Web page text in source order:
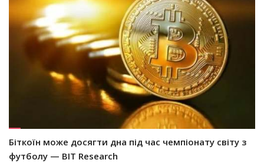
Біткоїн може досягти дна під час чемпіонату світу з
футболу — BIT Research